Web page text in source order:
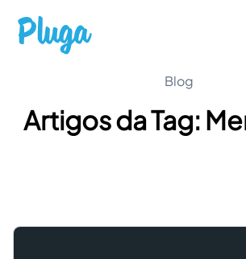
Tutoriais
Produtividade
Blog
Artigos da Tag: